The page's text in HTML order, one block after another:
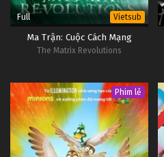
Full Vietsub
Ma Trận: Cuộc Cách Mạng
The Matrix Revolutions
Phim lẻ